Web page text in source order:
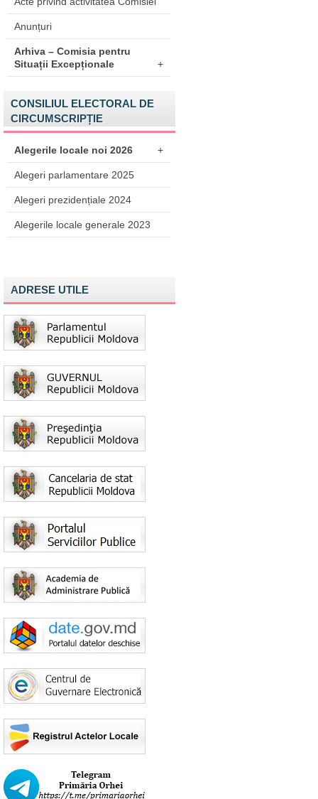
Anunțuri
Arhiva – Comisia pentru
Situații Excepționale
+
CONSILIUL ELECTORAL DE
CIRCUMSCRIPȚIE
Alegerile locale noi 2026 +
Alegeri parlamentare 2025
Alegeri prezidențiale 2024
Alegerile locale generale 2023
ADRESE UTILE